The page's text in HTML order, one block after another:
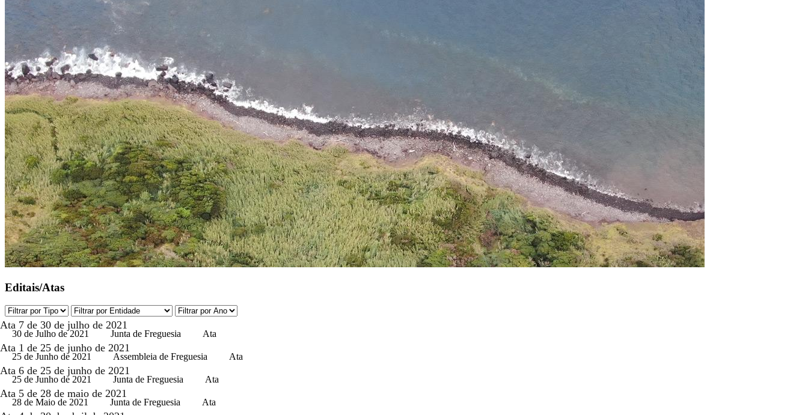
Editais/Atas
Ata 7 de 30 de julho de 2021
30 de Julho de 2021 Junta de Freguesia Ata
Ata 1 de 25 de junho de 2021
25 de Junho de 2021 Assembleia de Freguesia Ata
Ata 6 de 25 de junho de 2021
25 de Junho de 2021 Junta de Freguesia Ata
Ata 5 de 28 de maio de 2021
28 de Maio de 2021 Junta de Freguesia Ata